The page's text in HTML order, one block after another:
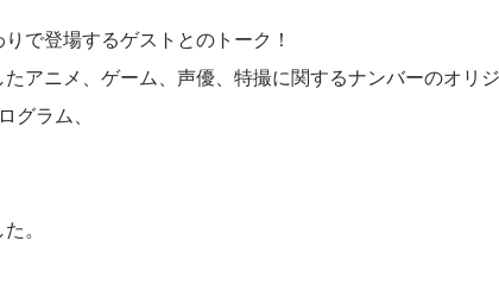
で登場するゲストとのトーク！
アニメ、ゲーム、声優、特撮に関するナンバーのオリジ
ラム、
。